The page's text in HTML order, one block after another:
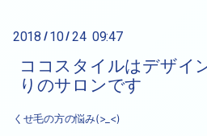
2018 / 10/ 24 09:47
ココスタイルはデザイ
りのサロンです
くせ毛の方の悩み(>_<)